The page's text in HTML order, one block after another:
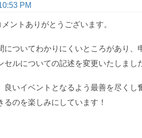
PM
ントありがとうございます。
についてわかりにくいところがあり、
セルについての記述を変更いたしまし
良いイベントとなるよう最善を尽くし
るのを楽しみにしています！